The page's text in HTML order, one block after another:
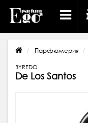
Парфюмерия
BYREDO
De Los Santos